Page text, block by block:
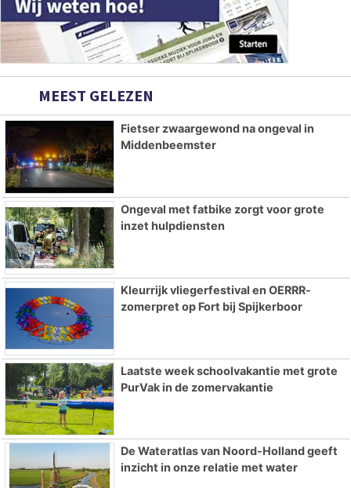
MEEST GELEZEN
Fietser zwaargewond na ongeval in
Middenbeemster
Ongeval met fatbike zorgt voor grote
inzet hulpdiensten
Kleurrijk vliegerfestival en OERRR-
zomerpret op Fort bij Spijkerboor
Laatste week schoolvakantie met grote
PurVak in de zomervakantie
De Wateratlas van Noord-Holland geeft
inzicht in onze relatie met water